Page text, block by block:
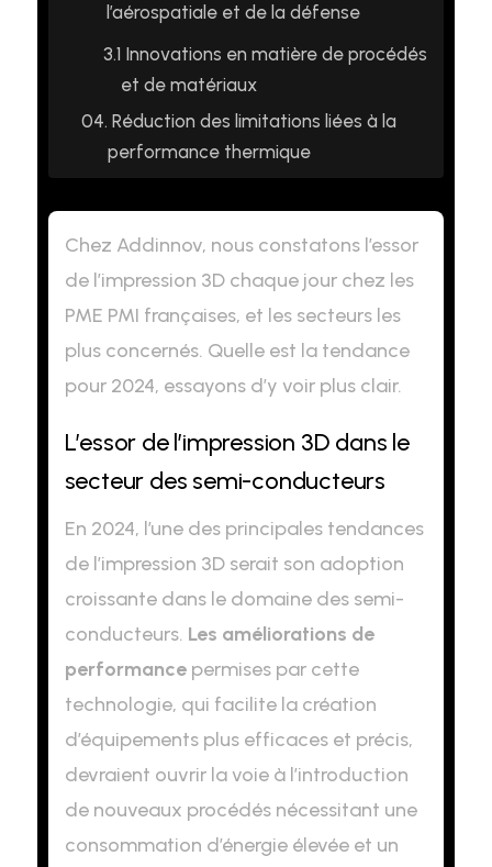
l’aérospatiale et de la défense
3.1 Innovations en matière de procédés
et de matériaux
04. Réduction des limitations liées à la
performance thermique
Chez Addinnov, nous constatons l’essor
de l’impression 3D chaque jour chez les
PME PMI françaises, et les secteurs les
plus concernés. Quelle est la tendance
pour 2024, essayons d’y voir plus clair.
L’essor de l’impression 3D dans le
secteur des semi-conducteurs
En 2024, l’une des principales tendances
de l’impression 3D serait son adoption
croissante dans le domaine des semi-
conducteurs. Les améliorations de
performancepermises par cette
technologie, qui facilite la création
d’équipements plus efficaces et précis,
devraient ouvrir la voie à l’introduction
de nouveaux procédés nécessitant une
consommation d’énergie élevée et un